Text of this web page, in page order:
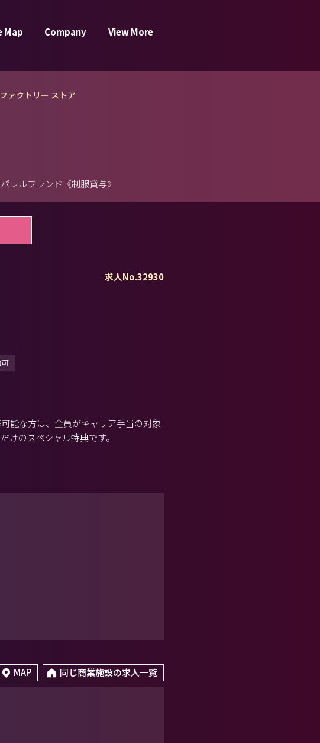
Map Company View More
ァクトリー ストア
レルブランド《制服貸与》
求人No.32930
能な方は、全員がキャリア手当の対象
けのスペシャル特典です。
MAP 同じ商業施設の求人一覧